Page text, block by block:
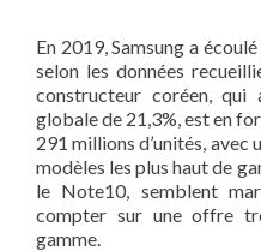
En 2019, Samsung a
selon les données
constructeur coréen,
globale de 21,3%, est en
291 millions d’unités, avec
modèles les plus haut de
le Note10, semblent
compter sur une offre
gamme.